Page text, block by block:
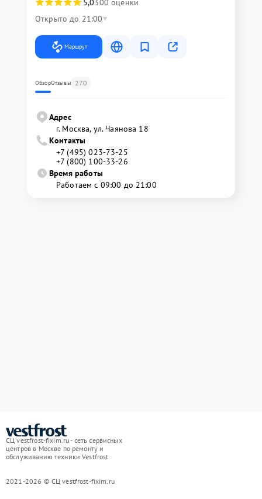
5,0300 оценки
Открыто до 21:00
Маршрут
ОбзорОтзывы 270
Адрес
г. Москва, ул. Чаянова 18
Контакты
+7 (495) 023-73-25
+7 (800) 100-33-26
Время работы
Работаем с 09:00 до 21:00
СЦ vestfrost-fixim.ru - сеть сервисных
центров в Москве по ремонту и
обслуживанию техники Vestfrost
2021-2026 © СЦ vestfrost-fixim.ru